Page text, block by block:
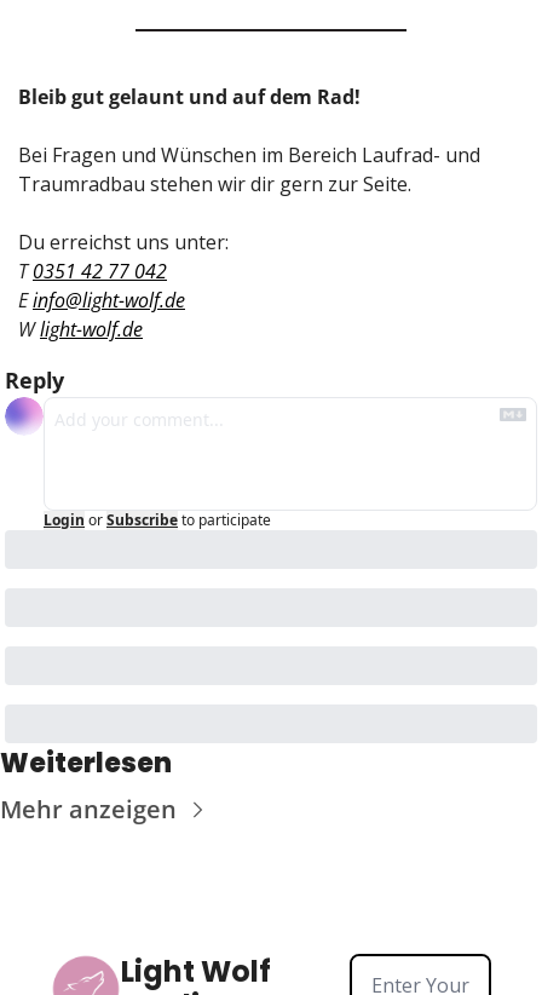
Bleib gut gelaunt und auf dem Rad!
Bei Fragen und Wünschen im Bereich Laufrad- und
Traumradbau stehen wir dir gern zur Seite.
Du erreichst uns unter:
T 0351 42 77 042
E info@light-wolf.de
W light-wolf.de
Reply
Login orSubscribeto participate
Weiterlesen
Mehr anzeigen
Light Wolf